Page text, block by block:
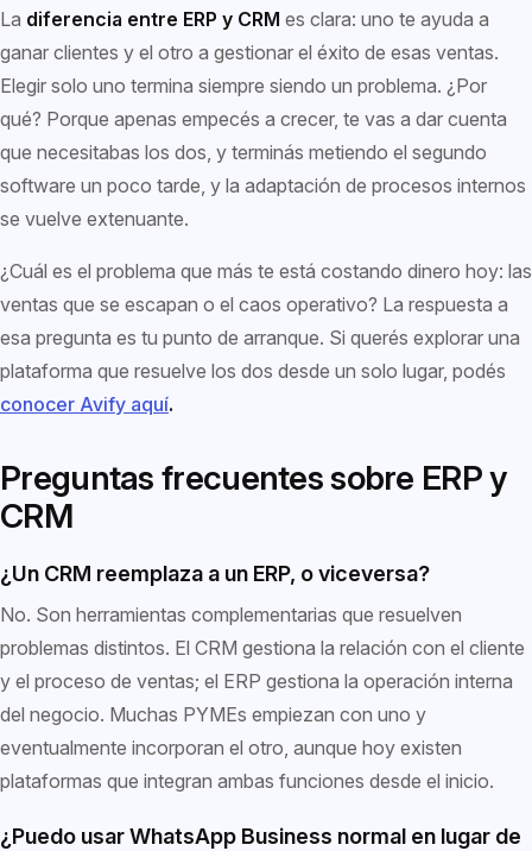
La diferencia entre ERP y CRM es clara: uno te ayuda a
ganar clientes y el otro a gestionar el éxito de esas ventas.
Elegir solo uno termina siempre siendo un problema. ¿Por
qué? Porque apenas empecés a crecer, te vas a dar cuenta
que necesitabas los dos, y terminás metiendo el segundo
software un poco tarde, y la adaptación de procesos internos
se vuelve extenuante.
¿Cuál es el problema que más te está costando dinero hoy: las
ventas que se escapan o el caos operativo? La respuesta a
esa pregunta es tu punto de arranque. Si querés explorar una
plataforma que resuelve los dos desde un solo lugar, podés
conocer Avify aquí.
Preguntas frecuentes sobre ERP y
CRM
¿Un CRM reemplaza a un ERP, o viceversa?
No. Son herramientas complementarias que resuelven
problemas distintos. El CRM gestiona la relación con el cliente
y el proceso de ventas; el ERP gestiona la operación interna
del negocio. Muchas PYMEs empiezan con uno y
eventualmente incorporan el otro, aunque hoy existen
plataformas que integran ambas funciones desde el inicio.
¿Puedo usar WhatsApp Business normal en lugar de